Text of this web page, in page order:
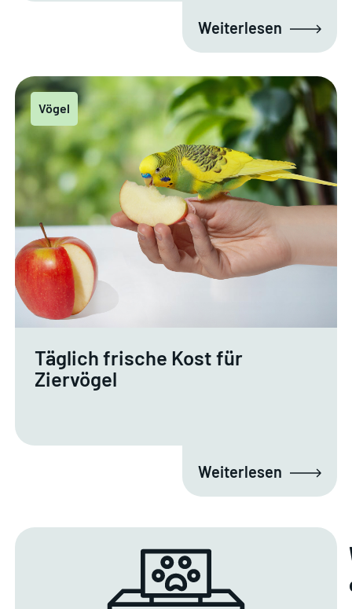
Weiterlesen
Vögel
Täglich frische Kost für
Ziervögel
Weiterlesen